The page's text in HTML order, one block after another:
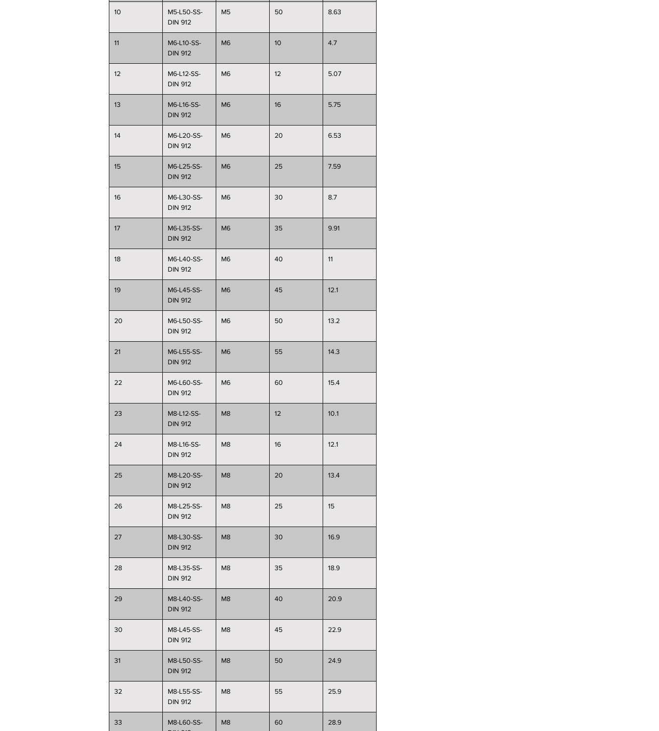
10
M5-L50-SS-
DIN 912
M5 50 8.63
11
M6-L10-SS-
DIN 912
M6 10 4.7
12
M6-L12-SS-
DIN 912
M6 12 5.07
13
M6-L16-SS-
DIN 912
M6 16 5.75
14
M6-L20-SS-
DIN 912
M6 20 6.53
15
M6-L25-SS-
DIN 912
M6 25 7.59
16
M6-L30-SS-
DIN 912
M6 30 8.7
17
M6-L35-SS-
DIN 912
M6 35 9.91
18
M6-L40-SS-
DIN 912
M6 40 11
19
M6-L45-SS-
DIN 912
M6 45 12.1
20
M6-L50-SS-
DIN 912
M6 50 13.2
21
M6-L55-SS-
DIN 912
M6 55 14.3
22
M6-L60-SS-
DIN 912
M6 60 15.4
23
M8-L12-SS-
DIN 912
M8 12 10.1
24
M8-L16-SS-
DIN 912
M8 16 12.1
25
M8-L20-SS-
DIN 912
M8 20 13.4
26
M8-L25-SS-
DIN 912
M8 25 15
27
M8-L30-SS-
DIN 912
M8 30 16.9
28
M8-L35-SS-
DIN 912
M8 35 18.9
29
M8-L40-SS-
DIN 912
M8 40 20.9
30
M8-L45-SS-
DIN 912
M8 45 22.9
31
M8-L50-SS-
DIN 912
M8 50 24.9
32
M8-L55-SS-
DIN 912
M8 55 25.9
33
M8-L60-SS-
M8 60 28.9